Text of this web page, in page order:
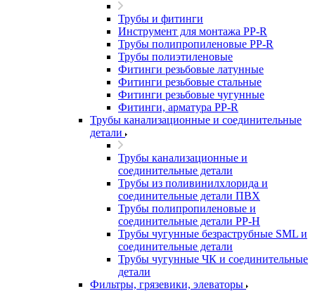
Трубы и фитинги
Инструмент для монтажа PP-R
Трубы полипропиленовые PP-R
Трубы полиэтиленовые
Фитинги резьбовые латунные
Фитинги резьбовые стальные
Фитинги резьбовые чугунные
Фитинги, арматура PP-R
Трубы канализационные и соединительные
детали
Трубы канализационные и
соединительные детали
Трубы из поливинилхлорида и
соединительные детали ПВХ
Трубы полипропиленовые и
соединительные детали PP-H
Трубы чугунные безраструбные SML и
соединительные детали
Трубы чугунные ЧК и соединительные
детали
Фильтры, грязевики, элеваторы